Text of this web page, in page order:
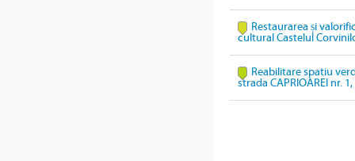
Restaurarea și
cultural Castelul
Reabilitare spatiu
strada CAPRIOAREI nr.